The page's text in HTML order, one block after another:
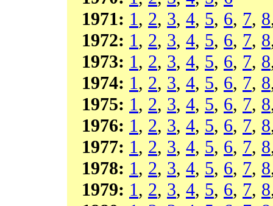
1971: 1, 2, 3, 4, 5, 6, 7, 8
1972: 1, 2, 3, 4, 5, 6, 7, 8
1973: 1, 2, 3, 4, 5, 6, 7, 8
1974: 1, 2, 3, 4, 5, 6, 7, 8
1975: 1, 2, 3, 4, 5, 6, 7, 8
1976: 1, 2, 3, 4, 5, 6, 7, 8
1977: 1, 2, 3, 4, 5, 6, 7, 8
1978: 1, 2, 3, 4, 5, 6, 7, 8
1979: 1, 2, 3, 4, 5, 6, 7, 8